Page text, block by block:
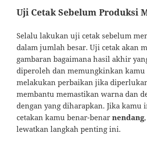
Uji Cetak Sebelum Produksi
Selalu lakukan uji cetak sebelum
dalam jumlah besar. Uji cetak akan
gambaran bagaimana hasil akhir
diperoleh dan memungkinkan
melakukan perbaikan jika
membantu memastikan warna dan
dengan yang diharapkan. Jika kamu
cetakan kamu benar-benarnendang
lewatkan langkah penting ini.